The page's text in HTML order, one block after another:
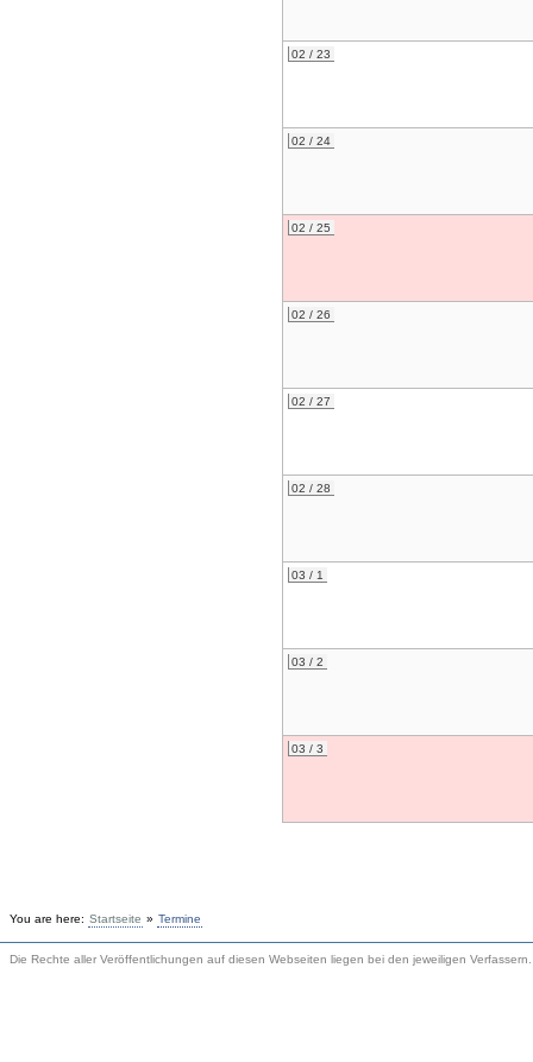
02 / 23
02 / 24
02 / 25
02 / 26
02 / 27
02 / 28
03 / 1
03 / 2
03 / 3
You are here: Startseite » Termine
Die Rechte aller Veröffentlichungen auf diesen Webseiten liegen bei den jeweiligen